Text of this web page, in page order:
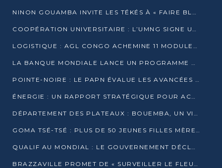
NINON GOUAMBA INVITE LES TÉKÉS À « FAIRE BLOC » POUR PESER DANS LE DÉBAT NATIONAL
COOPÉRATION UNIVERSITAIRE : L’UMNG SIGNE UN ACCORD STRATÉGIQUE AVEC L’UNIVERSITÉ HAINAN EN CHINE
LOGISTIQUE : AGL CONGO ACHEMINE 11 MODULES GÉANTS JUSQU’À BRAZZAVILLE
LA BANQUE MONDIALE LANCE UN PROGRAMME DE 394 MILLIONS DE DOLLARS POUR LE BASSIN DU CONGO
POINTE-NOIRE : LE PAPN ÉVALUE LES AVANCÉES DU MÔLE EST
ÉNERGIE : UN RAPPORT STRATÉGIQUE POUR ACCÉLÉRER LA TRANSITION AU CONGO
DÉPARTEMENT DES PLATEAUX : BOUEMBA, UN VIVIER ÉCONOMIQUE PRÊT À EXPLOSER
GOMA TSÉ-TSÉ : PLUS DE 50 JEUNES FILLES MÈRES SENSIBILISÉES À LA SANTÉ SEXUELLE
QUALIF AU MONDIAL : LE GOUVERNEMENT DÉCLARE LA JOURNÉE DU 1ER AVRIL 2026 CHÔMÉE ET PAYÉE
BRAZZAVILLE PROMET DE « SURVEILLER LE FLEUVE » APRÈS LA QUALIFICATION DE LA RDC AU MONDIAL